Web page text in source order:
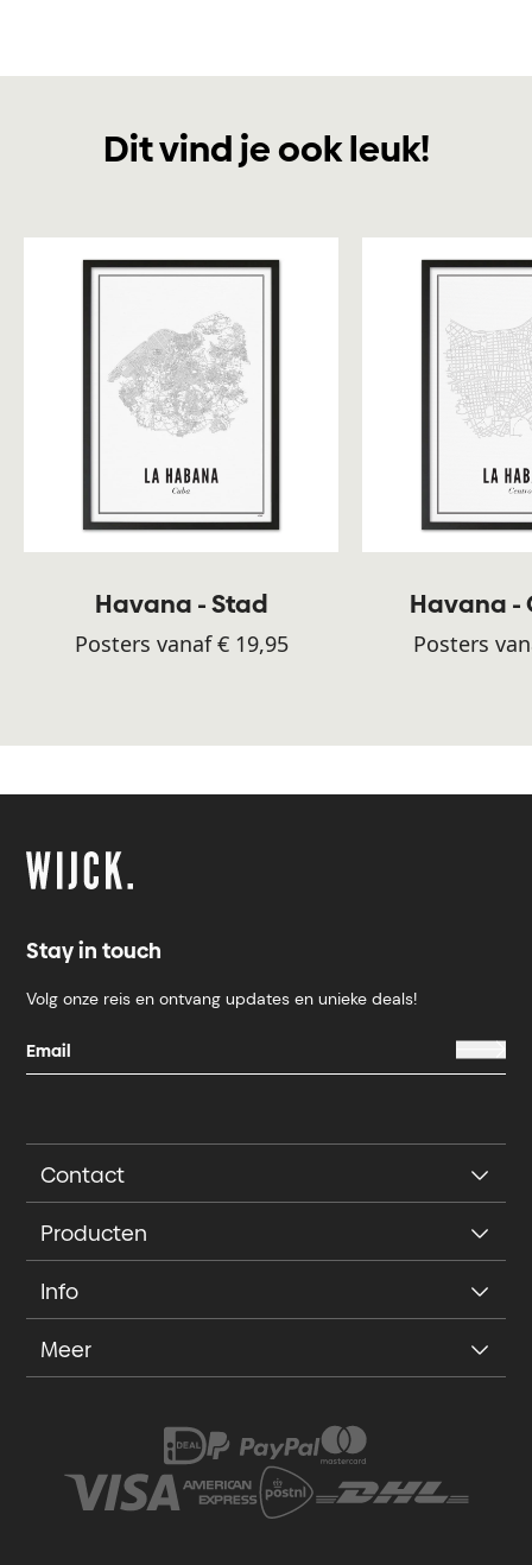
Dit vind je ook leuk!
Havana - Stad
Posters vanaf € 19,95
Havana -
Posters
Stay in touch
Volg onze reis en ontvang updates en unieke deals!
Contact
Producten
Info
Meer